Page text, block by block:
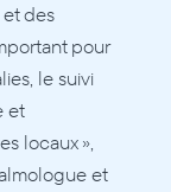
des
pour
le suivi
et
locaux »,
et